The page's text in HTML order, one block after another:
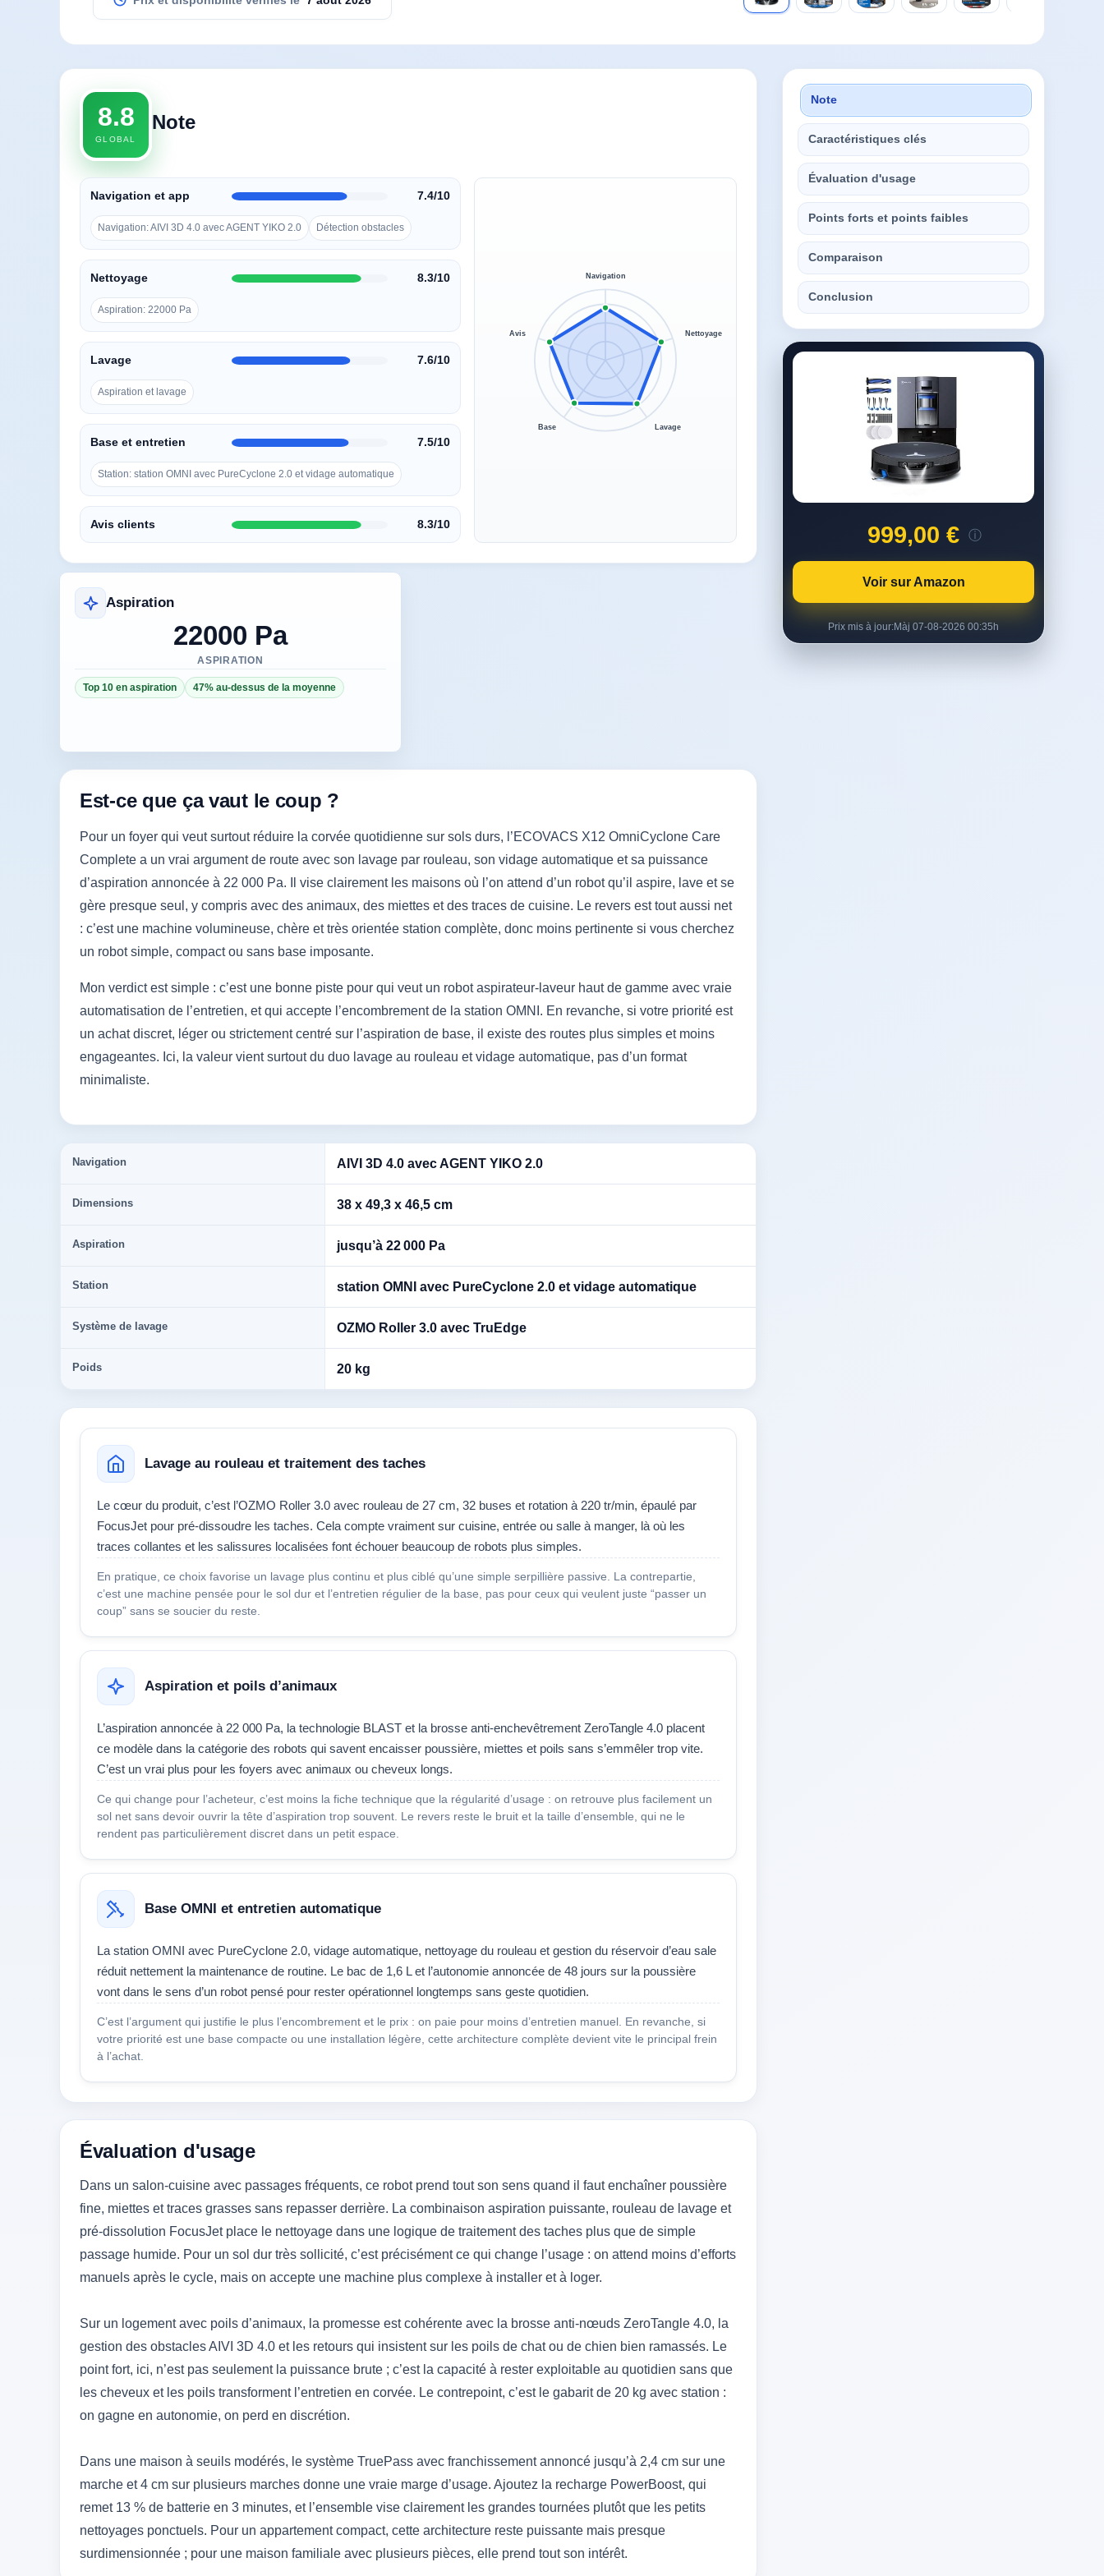
8.8
GLOBAL
Note
Navigation et app 7.4/10
Navigation: AIVI 3D 4.0 avec AGENT YIKO 2.0 Détection obstacles
Nettoyage 8.3/10
Aspiration: 22000 Pa
Lavage 7.6/10
Aspiration et lavage
Base et entretien 7.5/10
Station: station OMNI avec PureCyclone 2.0 et vidage automatique
Avis clients 8.3/10
Navigation
Nettoyage
Lavage
Base
Avis
Aspiration
22000 Pa
ASPIRATION
Top 10 en aspiration 47% au-dessus de la moyenne
Est-ce que ça vaut le coup ?
Pour un foyer qui veut surtout réduire la corvée quotidienne sur sols durs, l’ECOVACS X12 OmniCyclone Care
Complete a un vrai argument de route avec son lavage par rouleau, son vidage automatique et sa puissance
d’aspiration annoncée à 22 000 Pa. Il vise clairement les maisons où l’on attend d’un robot qu’il aspire, lave et se
gère presque seul, y compris avec des animaux, des miettes et des traces de cuisine. Le revers est tout aussi net
: c’est une machine volumineuse, chère et très orientée station complète, donc moins pertinente si vous cherchez
un robot simple, compact ou sans base imposante.
Mon verdict est simple : c’est une bonne piste pour qui veut un robot aspirateur-laveur haut de gamme avec vraie
automatisation de l’entretien, et qui accepte l’encombrement de la station OMNI. En revanche, si votre priorité est
un achat discret, léger ou strictement centré sur l’aspiration de base, il existe des routes plus simples et moins
engageantes. Ici, la valeur vient surtout du duo lavage au rouleau et vidage automatique, pas d’un format
minimaliste.
Navigation AIVI 3D 4.0 avec AGENT YIKO 2.0
Dimensions 38 x 49,3 x 46,5 cm
Aspiration jusqu’à 22 000 Pa
Station station OMNI avec PureCyclone 2.0 et vidage automatique
Système de lavage OZMO Roller 3.0 avec TruEdge
Poids 20 kg
Lavage au rouleau et traitement des taches
Le cœur du produit, c’est l’OZMO Roller 3.0 avec rouleau de 27 cm, 32 buses et rotation à 220 tr/min, épaulé par
FocusJet pour pré-dissoudre les taches. Cela compte vraiment sur cuisine, entrée ou salle à manger, là où les
traces collantes et les salissures localisées font échouer beaucoup de robots plus simples.
En pratique, ce choix favorise un lavage plus continu et plus ciblé qu’une simple serpillière passive. La contrepartie,
c’est une machine pensée pour le sol dur et l’entretien régulier de la base, pas pour ceux qui veulent juste “passer un
coup” sans se soucier du reste.
Aspiration et poils d’animaux
L’aspiration annoncée à 22 000 Pa, la technologie BLAST et la brosse anti-enchevêtrement ZeroTangle 4.0 placent
ce modèle dans la catégorie des robots qui savent encaisser poussière, miettes et poils sans s’emmêler trop vite.
C’est un vrai plus pour les foyers avec animaux ou cheveux longs.
Ce qui change pour l’acheteur, c’est moins la fiche technique que la régularité d’usage : on retrouve plus facilement un
sol net sans devoir ouvrir la tête d’aspiration trop souvent. Le revers reste le bruit et la taille d’ensemble, qui ne le
rendent pas particulièrement discret dans un petit espace.
Base OMNI et entretien automatique
La station OMNI avec PureCyclone 2.0, vidage automatique, nettoyage du rouleau et gestion du réservoir d’eau sale
réduit nettement la maintenance de routine. Le bac de 1,6 L et l’autonomie annoncée de 48 jours sur la poussière
vont dans le sens d’un robot pensé pour rester opérationnel longtemps sans geste quotidien.
C’est l’argument qui justifie le plus l’encombrement et le prix : on paie pour moins d’entretien manuel. En revanche, si
votre priorité est une base compacte ou une installation légère, cette architecture complète devient vite le principal frein
à l’achat.
Évaluation d'usage
Dans un salon-cuisine avec passages fréquents, ce robot prend tout son sens quand il faut enchaîner poussière
fine, miettes et traces grasses sans repasser derrière. La combinaison aspiration puissante, rouleau de lavage et
pré-dissolution FocusJet place le nettoyage dans une logique de traitement des taches plus que de simple
passage humide. Pour un sol dur très sollicité, c’est précisément ce qui change l’usage : on attend moins d’efforts
manuels après le cycle, mais on accepte une machine plus complexe à installer et à loger.
Sur un logement avec poils d’animaux, la promesse est cohérente avec la brosse anti-nœuds ZeroTangle 4.0, la
gestion des obstacles AIVI 3D 4.0 et les retours qui insistent sur les poils de chat ou de chien bien ramassés. Le
point fort, ici, n’est pas seulement la puissance brute ; c’est la capacité à rester exploitable au quotidien sans que
les cheveux et les poils transforment l’entretien en corvée. Le contrepoint, c’est le gabarit de 20 kg avec station :
on gagne en autonomie, on perd en discrétion.
Dans une maison à seuils modérés, le système TruePass avec franchissement annoncé jusqu’à 2,4 cm sur une
marche et 4 cm sur plusieurs marches donne une vraie marge d’usage. Ajoutez la recharge PowerBoost, qui
remet 13 % de batterie en 3 minutes, et l’ensemble vise clairement les grandes tournées plutôt que les petits
nettoyages ponctuels. Pour un appartement compact, cette architecture reste puissante mais presque
surdimensionnée ; pour une maison familiale avec plusieurs pièces, elle prend tout son intérêt.
Note
Caractéristiques clés
Évaluation d'usage
Points forts et points faibles
Comparaison
Conclusion
999,00 € ⓘ
Voir sur Amazon
Prix mis à jour:Màj 07-08-2026 00:35h